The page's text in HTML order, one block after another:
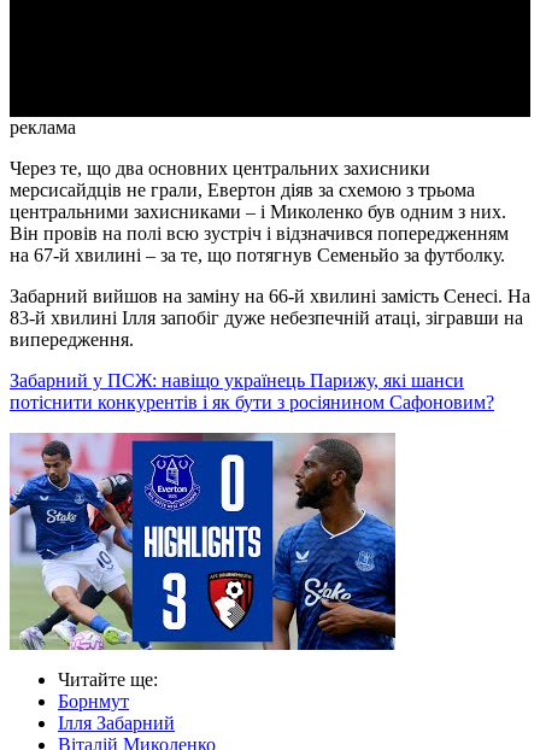
реклама
Через те, що два основних центральних захисники
мерсисайдців не грали, Евертон діяв за схемою з трьома
центральними захисниками – і Миколенко був одним з них.
Він провів на полі всю зустріч і відзначився попередженням
на 67-й хвилині – за те, що потягнув Семеньйо за футболку.
Забарний вийшов на заміну на 66-й хвилині замість Сенесі. На
83-й хвилині Ілля запобіг дуже небезпечній атаці, зігравши на
випередження.
Забарний у ПСЖ: навіщо українець Парижу, які шанси
потіснити конкурентів і як бути з росіянином Сафоновим?
Читайте ще:
Борнмут
Ілля Забарний
Віталій Миколенко